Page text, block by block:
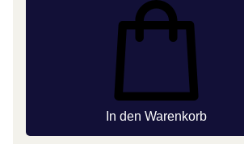
In den Warenkorb